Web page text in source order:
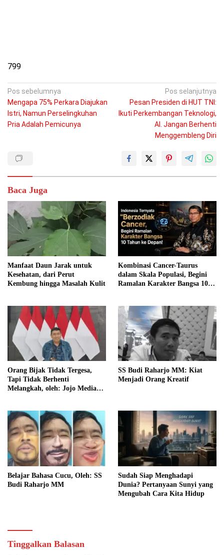
799
Navigasi
pos
Pos sebelumnya
Mengapa 75% Perkara Diajukan
Istri, Namun Perselingkuhan
Pria Adalah Pemicunya
Pos selanjutnya
Pesan Presiden di HUT TNI:
Ikuti Perkembangan Teknologi,
AI. Jangan Berhenti
Menggembleng Diri
Baca Juga
Manfaat Daun Jarak untuk
Kesehatan, dari Perut
Kembung hingga Masalah Kulit
Kombinasi Cancer-Taurus
dalam Skala Populasi, Begini
Ramalan Karakter Bangsa 10
Orang Bijak Tidak Tergesa,
Tapi Tidak Berhenti
Melangkah, oleh: Jojo Media
SS Budi Raharjo MM: Kiat
Menjadi Orang Kreatif
Belajar Bahasa Cucu, Oleh: SS
Budi Raharjo MM
Sudah Siap Menghadapi
Dunia? Pertanyaan Sunyi yang
Mengubah Cara Kita Hidup
Tinggalkan Balasan